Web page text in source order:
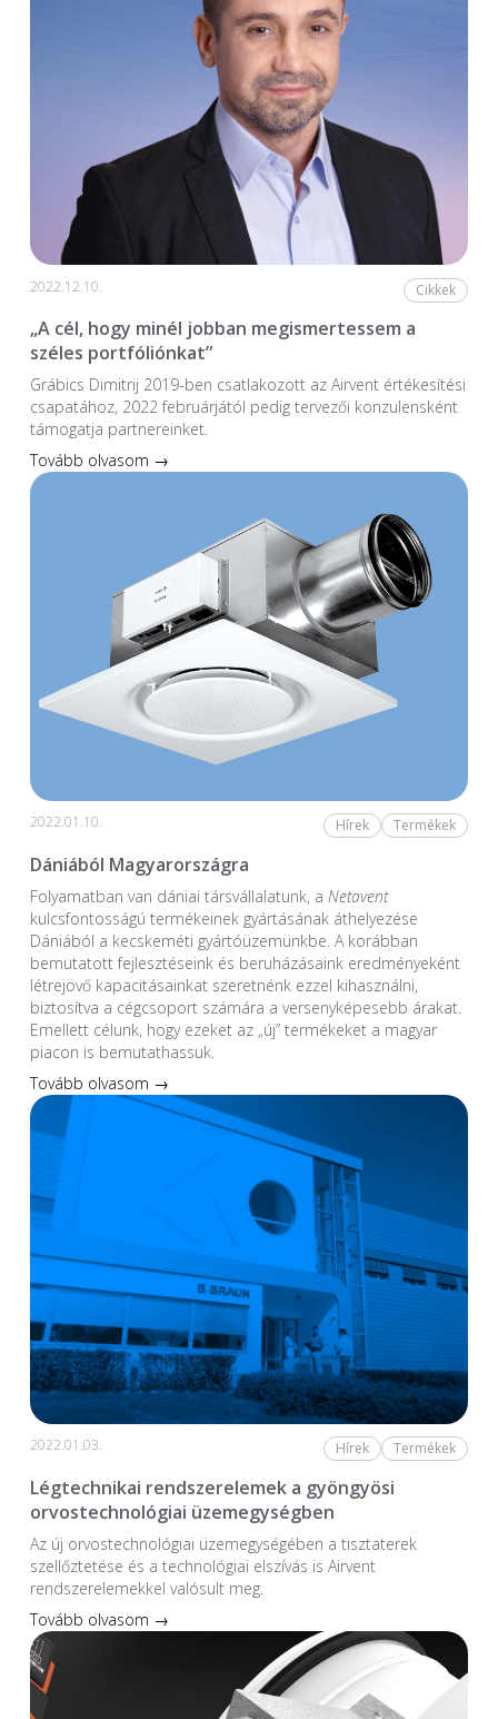
2022.12.10. Cikkek
„A cél, hogy minél jobban megismertessem a
széles portfóliónkat”
Grábics Dimitrij 2019-ben csatlakozott az Airvent értékesítési
csapatához, 2022 februárjától pedig tervezői konzulensként
támogatja partnereinket.
Tovább olvasom →
2022.01.10. Hírek Termékek
Dániából Magyarországra
Folyamatban van dániai társvállalatunk, a Netavent
kulcsfontosságú termékeinek gyártásának áthelyezése
Dániából a kecskeméti gyártóüzemünkbe. A korábban
bemutatott fejlesztéseink és beruházásaink eredményeként
létrejövő kapacitásainkat szeretnénk ezzel kihasználni,
biztosítva a cégcsoport számára a versenyképesebb árakat.
Emellett célunk, hogy ezeket az „új” termékeket a magyar
piacon is bemutathassuk.
Tovább olvasom →
2022.01.03. Hírek Termékek
Légtechnikai rendszerelemek a gyöngyösi
orvostechnológiai üzemegységben
Az új orvostechnológiai üzem­egységében a tiszta­terek
szellőztetése és a technológiai elszívás is Airvent
rendszerelemekkel valósult meg.
Tovább olvasom →